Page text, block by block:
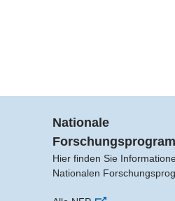
Nationale
Hier finden Sie
Nationalen